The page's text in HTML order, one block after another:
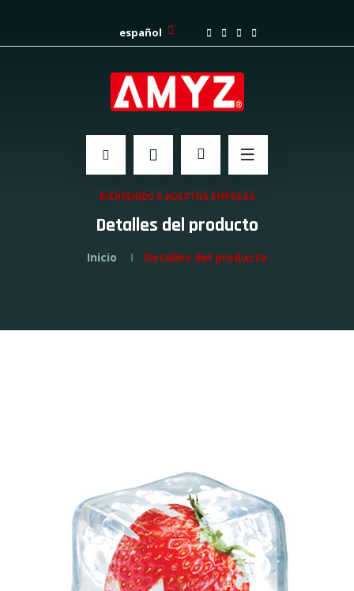
español
BIENVENIDO A NUESTRA EMPRESA
Detalles del producto
Inicio Detalles del producto